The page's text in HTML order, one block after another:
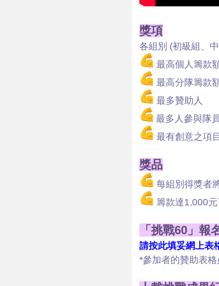
獎項
各組別 (初級組、
最高個人籌款
最高分隊籌款
最多贊助人
最多人參與隊
最有創意之項
獎品
每組別得獎者
籌款達1,000
「挑戰60」報
請按此填妥網上表
*參加者的贊助表